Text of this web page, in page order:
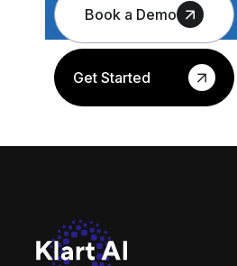
Book a Demo
Get Started